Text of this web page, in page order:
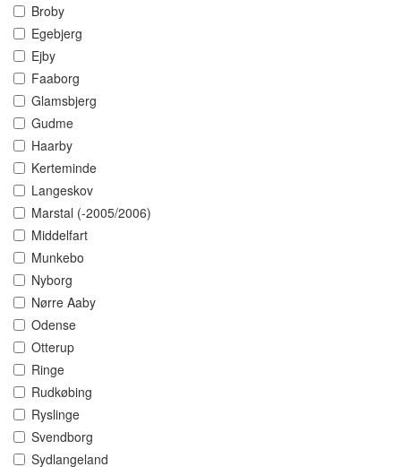
Broby
Egebjerg
Ejby
Faaborg
Glamsbjerg
Gudme
Haarby
Kerteminde
Langeskov
Marstal (-2005/2006)
Middelfart
Munkebo
Nyborg
Nørre Aaby
Odense
Otterup
Ringe
Rudkøbing
Ryslinge
Svendborg
Sydlangeland